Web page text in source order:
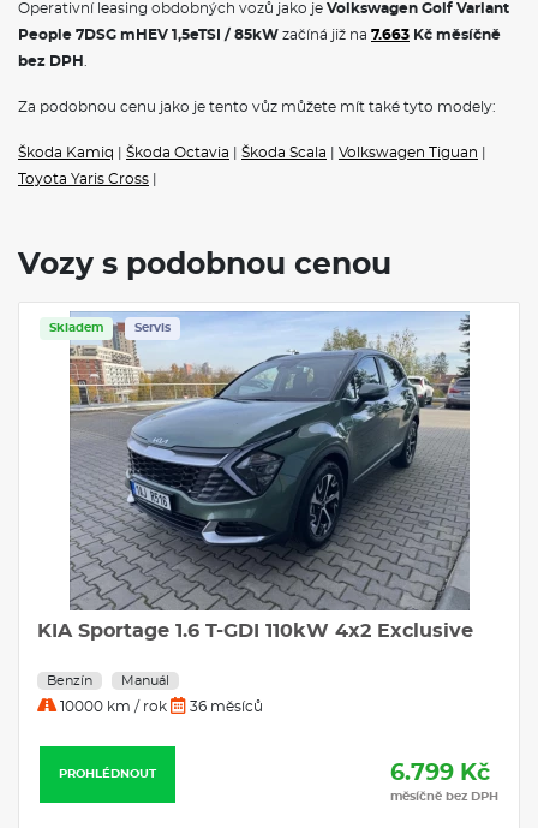
Operativní leasing obdobných vozů jako je Volkswagen Golf Variant
People 7DSG mHEV 1,5eTSI / 85kW začíná již na 7.663 Kč měsíčně
bez DPH .
Za podobnou cenu jako je tento vůz můžete mít také tyto modely:
Škoda Kamiq Škoda Octavia Škoda Scala Volkswagen Tiguan
Toyota Yaris Cross
Vozy s podobnou cenou
Skladem Servis
KIA Sportage 1.6 T-GDI 110kW 4x2 Exclusive
Benzín Manuál
10000 km / rok 36 měsíců
PROHLÉDNOUT 6.799 Kč
měsíčně bez DPH